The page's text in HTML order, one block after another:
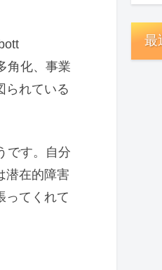
角化、事業
られている
です。自分
潜在的障害
ってくれて
最